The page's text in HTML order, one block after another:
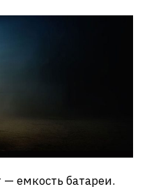
емкость батареи.